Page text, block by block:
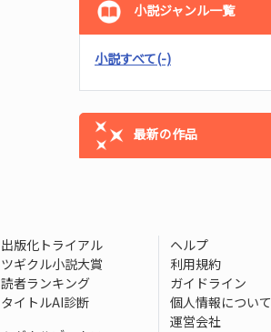
小説ジャンル一覧
小説すべて(-)
最新の作品
出版化トライアル
ツギクル小説大賞
読者ランキング
タイトルAI診断
ヘルプ
利用規約
ガイドライン
個人情報について
運営会社